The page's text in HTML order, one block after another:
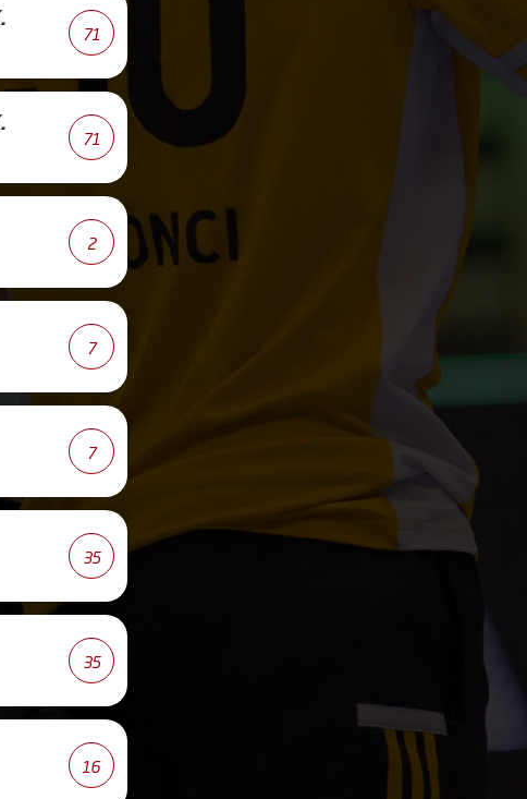
71
71
2
7
7
35
35
16